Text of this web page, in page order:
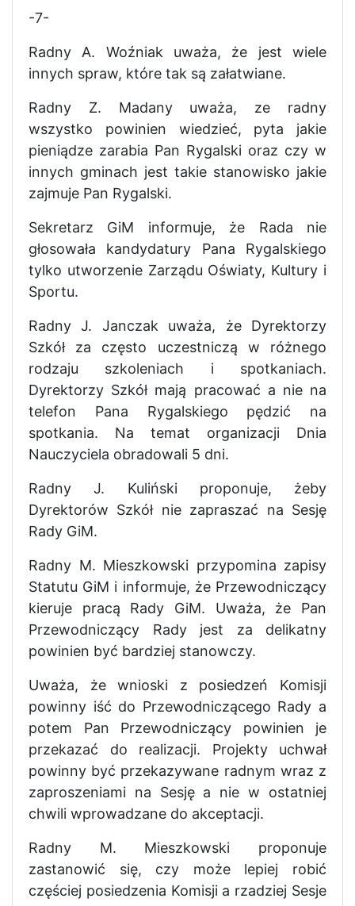
-7-
Radny A. Woźniak uważa, że jest wiele
innych spraw, które tak są załatwiane.
Radny Z. Madany uważa, ze radny
wszystko powinien wiedzieć, pyta jakie
pieniądze zarabia Pan Rygalski oraz czy w
innych gminach jest takie stanowisko jakie
zajmuje Pan Rygalski.
Sekretarz GiM informuje, że Rada nie
głosowała kandydatury Pana Rygalskiego
tylko utworzenie Zarządu Oświaty, Kultury i
Sportu.
Radny J. Janczak uważa, że Dyrektorzy
Szkół za często uczestniczą w różnego
rodzaju szkoleniach i spotkaniach.
Dyrektorzy Szkół mają pracować a nie na
telefon Pana Rygalskiego pędzić na
spotkania. Na temat organizacji Dnia
Nauczyciela obradowali 5 dni.
Radny J. Kuliński proponuje, żeby
Dyrektorów Szkół nie zapraszać na Sesję
Rady GiM.
Radny M. Mieszkowski przypomina zapisy
Statutu GiM i informuje, że Przewodniczący
kieruje pracą Rady GiM. Uważa, że Pan
Przewodniczący Rady jest za delikatny
powinien być bardziej stanowczy.
Uważa, że wnioski z posiedzeń Komisji
powinny iść do Przewodniczącego Rady a
potem Pan Przewodniczący powinien je
przekazać do realizacji. Projekty uchwał
powinny być przekazywane radnym wraz z
zaproszeniami na Sesję a nie w ostatniej
chwili wprowadzane do akceptacji.
Radny M. Mieszkowski proponuje
zastanowić się, czy może lepiej robić
częściej posiedzenia Komisji a rzadziej Sesje